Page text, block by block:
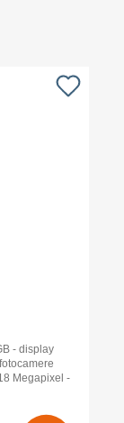
- display
Megapixel -